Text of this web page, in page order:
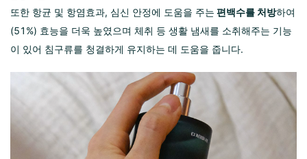
또한 항균 및 항염효과, 심신 안정에 도움을 주는 편백수를 처방하여
(51%) 효능을 더욱 높였으며 체취 등 생활 냄새를 소취해주는 기능
이 있어 침구류를 청결하게 유지하는 데 도움을 줍니다.